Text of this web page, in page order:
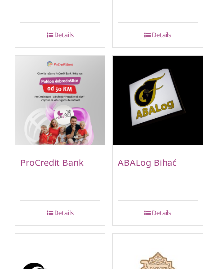
Details Details
ProCredit Bank
Details
ABALog Bihać
Details